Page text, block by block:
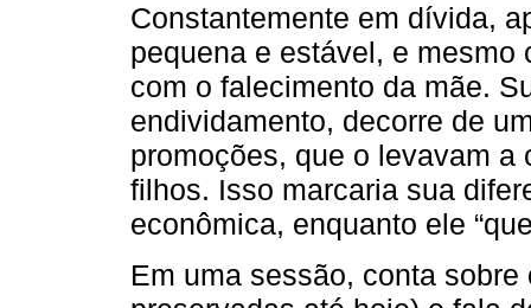
Constantemente em dívida,
pequena e estável, e mesmo
com o falecimento da mãe.
endividamento, decorre de
promoções, que o levavam a
filhos. Isso marcaria sua
econômica, enquanto ele
Em uma sessão, conta